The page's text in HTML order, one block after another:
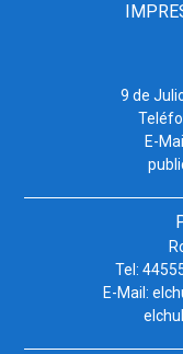
9 de
E-
Tel:
E-Mail: